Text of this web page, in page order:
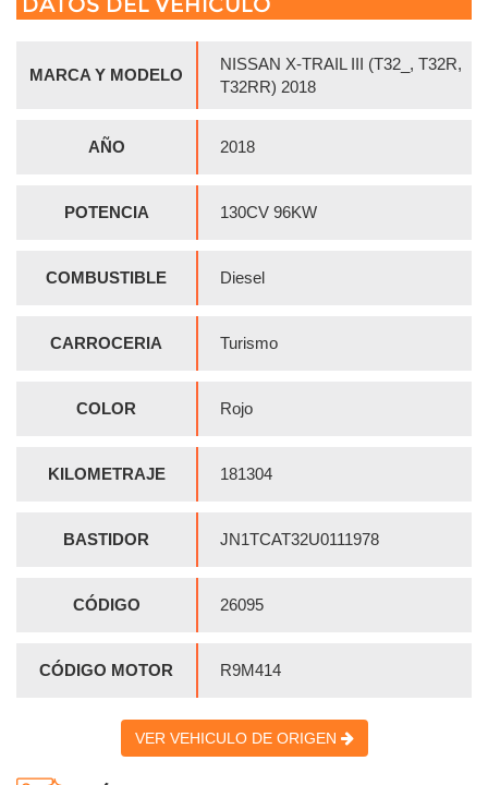
MARCA Y MODELO
NISSAN X-TRAIL III (T32_, T32R,
T32RR) 2018
AÑO 2018
POTENCIA 130CV 96KW
COMBUSTIBLE Diesel
CARROCERIA Turismo
COLOR Rojo
KILOMETRAJE 181304
BASTIDOR JN1TCAT32U0111978
CÓDIGO 26095
CÓDIGO MOTOR R9M414
VER VEHICULO DE ORIGEN